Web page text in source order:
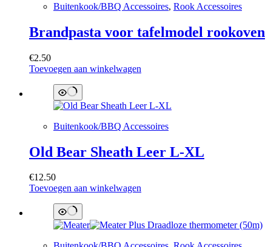
Buitenkook/BBQ Accessoires, Rook Accessoires
Brandpasta voor tafelmodel rookoven
€2.50
Toevoegen aan winkelwagen
Buitenkook/BBQ Accessoires
Old Bear Sheath Leer L-XL
€12.50
Toevoegen aan winkelwagen